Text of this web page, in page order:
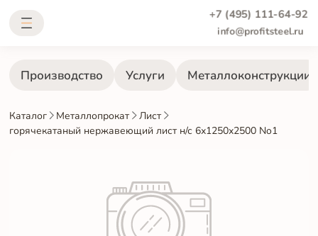
+7 (495) 111-64-92
info@profitsteel.ru
Производство Услуги Металлоконструкции
Каталог Металлопрокат
Лист
горячекатаный нержавеющий лист н/с 6х1250х2500 No1